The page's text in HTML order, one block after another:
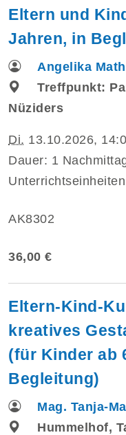
Eltern und
Jahren, in
Angelika
Treffpunkt:
Nüziders
Di. 13.10.2026,
Dauer: 1
Unterrichtseinheiten
AK8302
36,00 €
Eltern-Kind-
kreatives
(für Kinder ab
Begleitung)
Mag. Tanja-
Hummelhof,